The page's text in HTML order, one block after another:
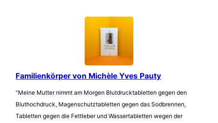
Familienkörper von Michèle Yves Pauty
“Meine Mutter nimmt am Morgen Blutdrucktabletten gegen den
Bluthochdruck, Magenschutztabletten gegen das Sodbrennen,
Tabletten gegen die Fettleber und Wassertabletten wegen der